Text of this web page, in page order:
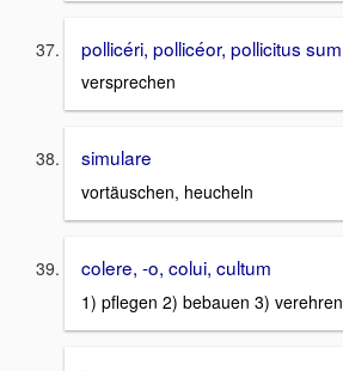
pollicéri, pollicéor, pollicitus sum
versprechen
simulare
vortäuschen, heucheln
colere, -o, colui, cultum
1) pflegen 2) bebauen 3) verehren